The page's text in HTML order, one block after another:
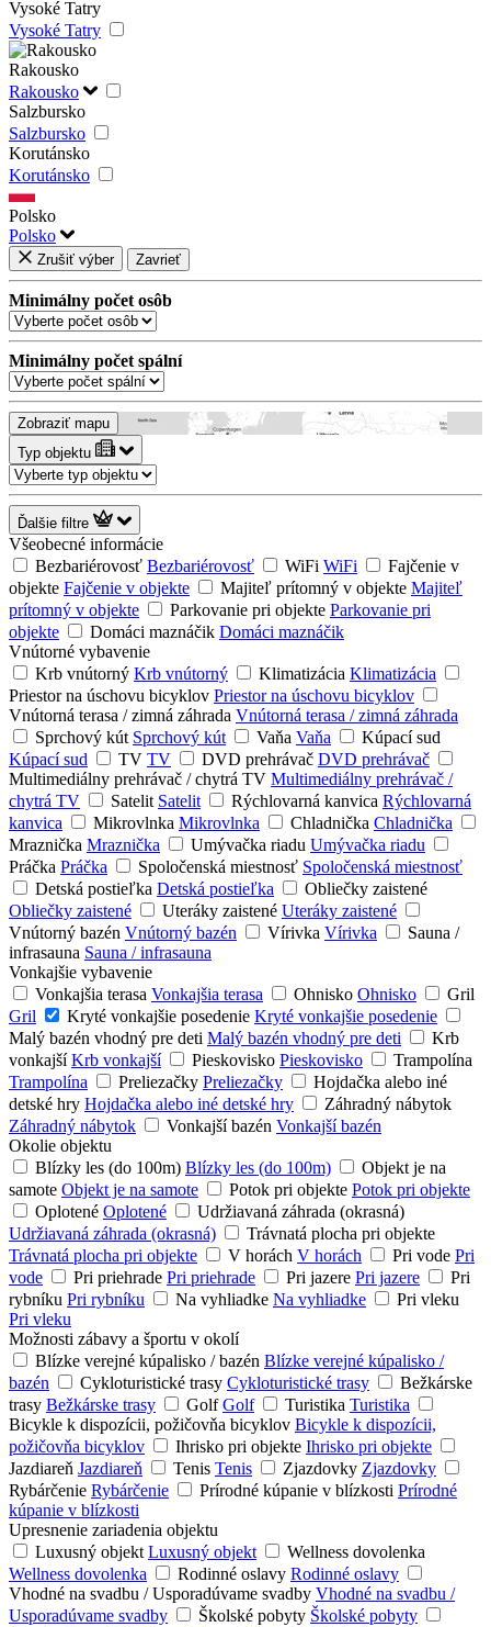
Vysoké Tatry
Vysoké Tatry
Rakousko
Rakousko
Salzbursko
Salzbursko
Korutánsko
Korutánsko
Polsko
Polsko
Zrušiť výber Zavrieť
Minimálny počet osôb
Minimálny počet spální
Zobraziť mapu
Typ objektu
Ďalšie filtre
Všeobecné informácie
Bezbariérovosť Bezbariérovosť WiFi WiFi
Fajčenie v
objekte Fajčenie v objekte Majiteľ prítomný v objekte Majiteľ
prítomný v objekte
Parkovanie pri objekte Parkovanie pri
objekte
Domáci maznáčik Domáci maznáčik
Vnútorné vybavenie
Krb vnútorný Krb vnútorný Klimatizácia Klimatizácia
Priestor na úschovu bicyklov Priestor na úschovu bicyklov
Vnútorná terasa / zimná záhrada Vnútorná terasa / zimná záhrada
Sprchový kút Sprchový kút Vaňa Vaňa
Kúpací sud
Kúpací sud
TV TV DVD prehrávač DVD prehrávač
Multimediálny prehrávač / chytrá TV Multimediálny prehrávač /
chytrá TV
Satelit Satelit Rýchlovarná kanvica Rýchlovarná
kanvica
Mikrovlnka Mikrovlnka Chladnička Chladnička
Mraznička Mraznička Umývačka riadu Umývačka riadu
Práčka Práčka Spoločenská miestnosť Spoločenská miestnosť
Detská postieľka Detská postieľka
Obliečky zaistené
Obliečky zaistené
Uteráky zaistené Uteráky zaistené
Vnútorný bazén Vnútorný bazén Vírivka Vírivka
Sauna /
infrasauna Sauna / infrasauna
Vonkajšie vybavenie
Vonkajšia terasa Vonkajšia terasa Ohnisko Ohnisko
Gril
Gril
Kryté vonkajšie posedenie Kryté vonkajšie posedenie
Malý bazén vhodný pre deti Malý bazén vhodný pre deti
Krb
vonkajší Krb vonkajší Pieskovisko Pieskovisko
Trampolína
Trampolína
Preliezačky Preliezačky
Hojdačka alebo iné
detské hry Hojdačka alebo iné detské hry
Záhradný nábytok
Záhradný nábytok
Vonkajší bazén Vonkajší bazén
Okolie objektu
Blízky les (do 100m) Blízky les (do 100m)
Objekt je na
samote Objekt je na samote Potok pri objekte Potok pri objekte
Oplotené Oplotené
Udržiavaná záhrada (okrasná)
Udržiavaná záhrada (okrasná)
Trávnatá plocha pri objekte
Trávnatá plocha pri objekte
V horách V horách Pri vode Pri
vode
Pri priehrade Pri priehrade Pri jazere Pri jazere
Pri
rybníku Pri rybníku Na vyhliadke Na vyhliadke
Pri vleku
Pri vleku
Možnosti zábavy a športu v okolí
Blízke verejné kúpalisko / bazén Blízke verejné kúpalisko /
bazén
Cykloturistické trasy Cykloturistické trasy
Bežkárske
trasy Bežkárske trasy Golf Golf Turistika Turistika
Bicykle k dispozícii, požičovňa bicyklov Bicykle k dispozícii,
požičovňa bicyklov
Ihrisko pri objekte Ihrisko pri objekte
Jazdiareň Jazdiareň Tenis Tenis Zjazdovky Zjazdovky
Rybárčenie Rybárčenie Prírodné kúpanie v blízkosti Prírodné
kúpanie v blízkosti
Upresnenie zariadenia objektu
Luxusný objekt Luxusný objekt
Wellness dovolenka
Wellness dovolenka
Rodinné oslavy Rodinné oslavy
Vhodné na svadbu / Usporadúvame svadby Vhodné na svadbu /
Usporadúvame svadby
Školské pobyty Školské pobyty